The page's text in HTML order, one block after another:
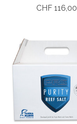
CHF 116,00